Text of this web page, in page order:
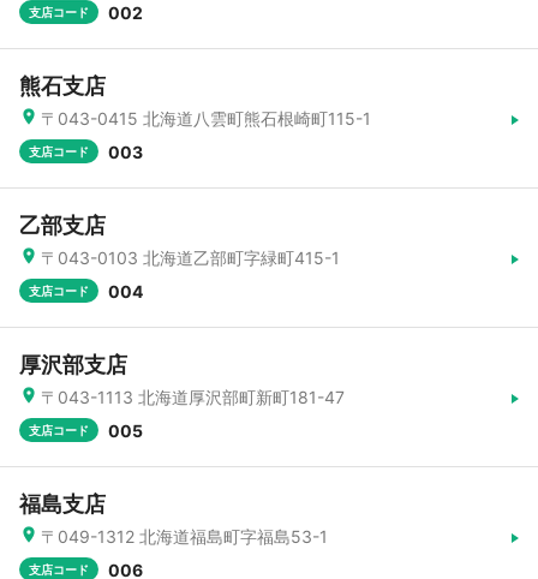
支店コード 002
熊石支店
〒043-0415 北海道八雲町熊石根崎町115-1
支店コード 003
乙部支店
〒043-0103 北海道乙部町字緑町415-1
支店コード 004
厚沢部支店
〒043-1113 北海道厚沢部町新町181-47
支店コード 005
福島支店
〒049-1312 北海道福島町字福島53-1
支店コード 006